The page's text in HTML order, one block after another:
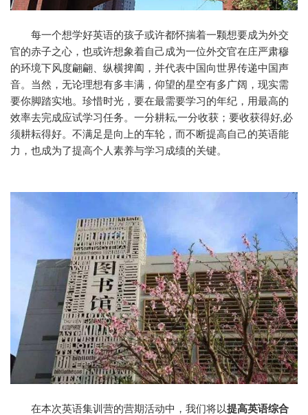
每一个想学好英语的孩子或许都怀揣着一颗想要成为外交
官的赤子之心，也或许想象着自己成为一位外交官在庄严肃穆
的环境下风度翩翩、纵横捭阖，并代表中国向世界传递中国声
音。当然，无论理想有多丰满，仰望的星空有多广阔，现实需
要你脚踏实地。珍惜时光，要在最需要学习的年纪，用最高的
效率去完成应试学习任务。一分耕耘,一分收获；要收获得好,必
须耕耘得好。不满足是向上的车轮，而不断提高自己的英语能
力，也成为了提高个人素养与学习成绩的关键。
在本次英语集训营的营期活动中，我们将以提高英语综合